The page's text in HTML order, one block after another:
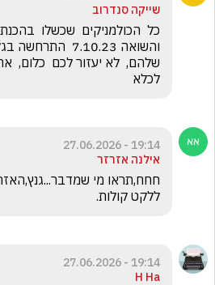
שייקה סנדרוב
לכלא
19:14 - 27.06.2026
אילנה אזרזר
ללקט קולות.
19:14 - 27.06.2026
H Ha